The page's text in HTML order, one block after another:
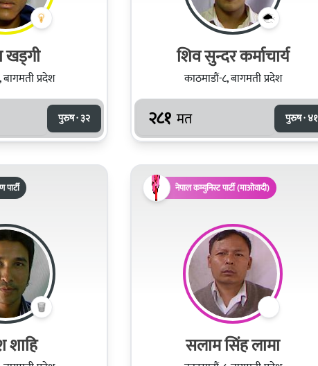
खड्गी
प्रदेश
पुरुष · ३२
शिव सुन्दर कर्माचार्य
काठमाडौं-८, बागमती प्रदेश
२८१ मत पुरुष · ४१
शाहि
नेपाल कम्युनिस्ट पार्टी (माओवादी)
सलाम सिंह लामा